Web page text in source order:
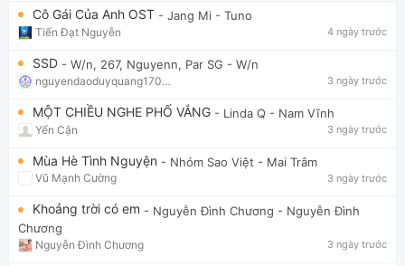
Cô Gái Của Anh OST - Jang Mi - Tuno
Tiến Đạt Nguyễn 4 ngày trước
SSD - W/n, 267, Nguyenn, Par SG - W/n
nguyendaoduyquang17021 3 ngày trước
MỘT CHIỀU NGHE PHỐ VẮNG - Linda Q - Nam Vĩnh
Yến Cận 3 ngày trước
Mùa Hè Tình Nguyện - Nhóm Sao Việt - Mai Trâm
Vũ Mạnh Cường 3 ngày trước
Khoảng trời có em - Nguyễn Đình Chương - Nguyễn Đình
Chương
Nguyễn Đình Chương 3 ngày trước